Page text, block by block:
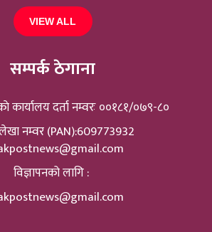
VIEW ALL
सम्पर्क ठेगाना
कार्यालय दर्ता नम्वरः ००१८१/०७९-८०
नम्वर (PAN):609773932
विज्ञापनको लागि :